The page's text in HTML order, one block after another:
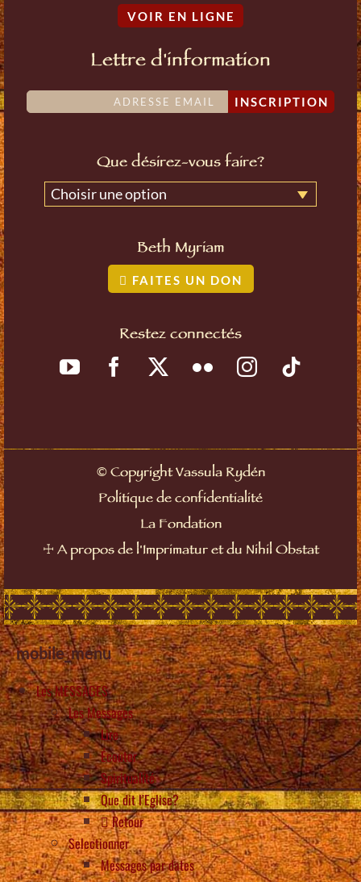
VOIR EN LIGNE
Lettre d'information
INSCRIPTION
Que désirez-vous faire?
Choisir une option
Beth Myriam
FAITES UN DON
Restez connectés
©Copyright Vassula Rydén
Politique de confidentialité
La Fondation
☩ A propos de l'Imprimatur et du Nihil Obstat
mobile_menu
Les MESSAGES
Les Messages
Lire
Écouter
Spiritualité
Que dit l’Eglise?
Retour
Selectionner
Messages par dates